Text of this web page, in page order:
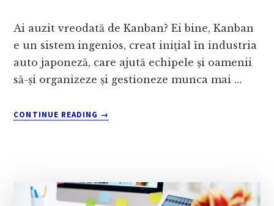
Ai auzit vreodată de Kanban? Ei bine, Kanban
e un sistem ingenios, creat inițial în industria
auto japoneză, care ajută echipele și oamenii
să-și organizeze și gestioneze munca mai …
CONTINUE READING
ABOUT
BOARD?
→